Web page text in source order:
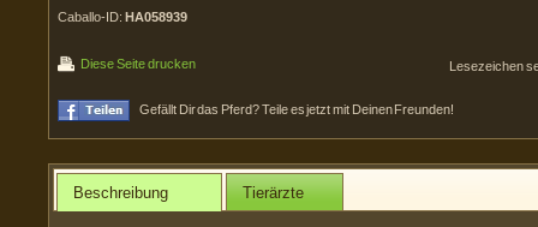
Caballo-ID: HA058939
Diese Seite drucken Lesezeichen
Gefällt Dir das Pferd? Teile es jetzt mit Deinen Freunden!
Beschreibung Tierärzte